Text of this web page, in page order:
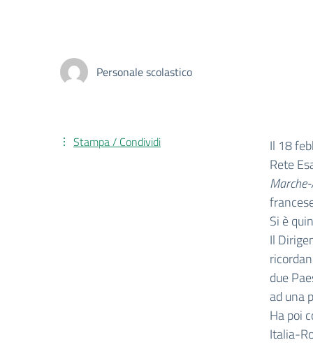
Personale scolastico
Il 18
Rete
Si è
Il
due
ad una
Ha poi
Italia-
Stampa / Condividi